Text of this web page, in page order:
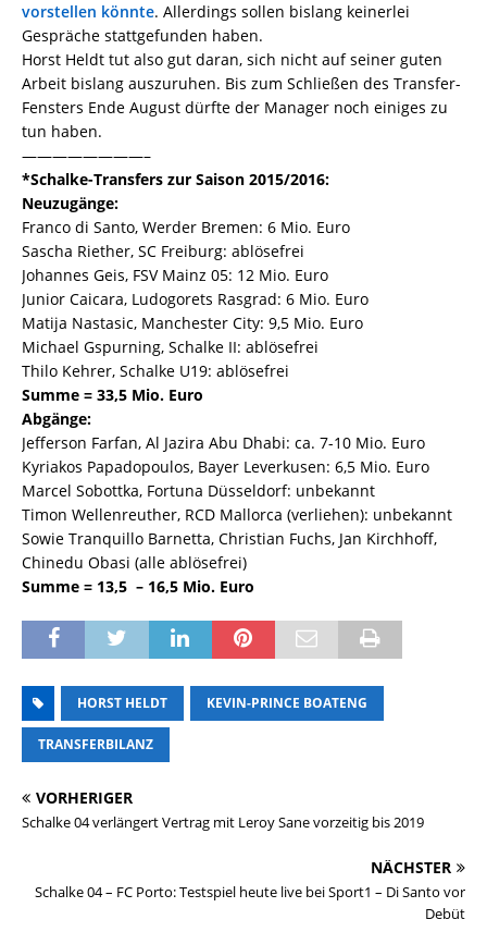
vorstellen könnte. Allerdings sollen bislang keinerlei
Gespräche stattgefunden haben.
Horst Heldt tut also gut daran, sich nicht auf seiner guten
Arbeit bislang auszuruhen. Bis zum Schließen des Transfer-
Fensters Ende August dürfte der Manager noch einiges zu
tun haben.
————————–
*Schalke-Transfers zur Saison 2015/2016:
Neuzugänge:
Franco di Santo, Werder Bremen: 6 Mio. Euro
Sascha Riether, SC Freiburg: ablösefrei
Johannes Geis, FSV Mainz 05: 12 Mio. Euro
Junior Caicara, Ludogorets Rasgrad: 6 Mio. Euro
Matija Nastasic, Manchester City: 9,5 Mio. Euro
Michael Gspurning, Schalke II: ablösefrei
Thilo Kehrer, Schalke U19: ablösefrei
Summe = 33,5 Mio. Euro
Abgänge:
Jefferson Farfan, Al Jazira Abu Dhabi: ca. 7-10 Mio. Euro
Kyriakos Papadopoulos, Bayer Leverkusen: 6,5 Mio. Euro
Marcel Sobottka, Fortuna Düsseldorf: unbekannt
Timon Wellenreuther, RCD Mallorca (verliehen): unbekannt
Sowie Tranquillo Barnetta, Christian Fuchs, Jan Kirchhoff,
Chinedu Obasi (alle ablösefrei)
Summe = 13,5 – 16,5 Mio. Euro
HORST HELDT KEVIN-PRINCE BOATENG
TRANSFERBILANZ
VORHERIGER
Schalke 04 verlängert Vertrag mit Leroy Sane vorzeitig bis 2019
NÄCHSTER
Schalke 04 – FC Porto: Testspiel heute live bei Sport1 – Di Santo vor
Debüt